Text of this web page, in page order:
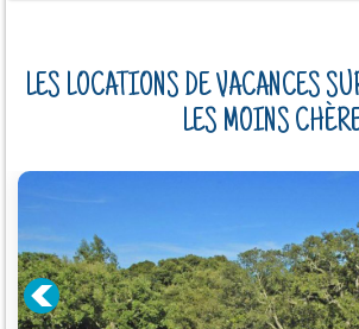
LES LOCATIONS DE VACANCES
LES MOINS